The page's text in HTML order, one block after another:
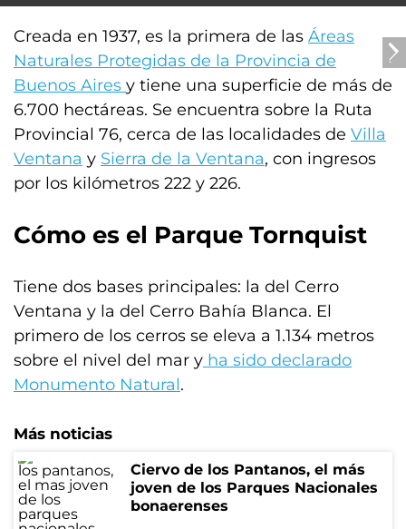
Creada en 1937, es la primera de las Áreas
Naturales Protegidas de la Provincia de
Buenos Aires y tiene una superficie de más de
6.700 hectáreas. Se encuentra sobre la Ruta
Provincial 76, cerca de las localidades de Villa
Ventana y Sierra de la Ventana, con ingresos
por los kilómetros 222 y 226.
Cómo es el Parque Tornquist
Tiene dos bases principales: la del Cerro
Ventana y la del Cerro Bahía Blanca. El
primero de los cerros se eleva a 1.134 metros
sobre el nivel del mar y ha sido declarado
Monumento Natural.
Más noticias
Ciervo de los Pantanos, el más
joven de los Parques Nacionales
bonaerenses